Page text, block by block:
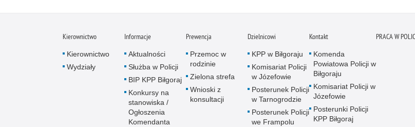
Kierownictwo
Kierownictwo
Wydziały
Informacje
Aktualności
Służba w Policji
BIP KPP Biłgoraj
Konkursy na
stanowiska /
Ogłoszenia
Komendanta
Prewencja
Przemoc w
rodzinie
Zielona strefa
Wnioski z
konsultacji
Dzielnicowi
KPP w Biłgoraju
Komisariat Policji
w Józefowie
Posterunek Policji
w Tarnogrodzie
Posterunek Policji
we Frampolu
Kontakt
Komenda
Powiatowa Policji w
Biłgoraju
Komisariat Policji w
Józefowie
Posterunki Policji
KPP Biłgoraj
PRACA W